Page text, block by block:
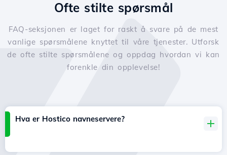
Ofte stilte spørsmål
FAQ-seksjonen er laget for raskt å svare på de mest
vanlige spørsmålene knyttet til våre tjenester. Utforsk
de ofte stilte spørsmålene og oppdag hvordan vi kan
forenkle din opplevelse!
Hva er Hostico navneservere?